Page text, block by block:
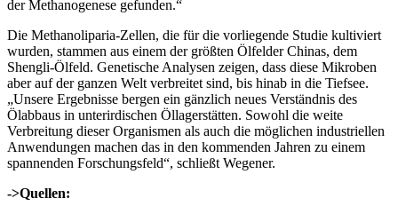
der Methanogenese gefunden.“
Die Methanoliparia-Zellen, die für die vorliegende Studie kultiviert
wurden, stammen aus einem der größten Ölfelder Chinas, dem
Shengli-Ölfeld. Genetische Analysen zeigen, dass diese Mikroben
aber auf der ganzen Welt verbreitet sind, bis hinab in die Tiefsee.
„Unsere Ergebnisse bergen ein gänzlich neues Verständnis des
Ölabbaus in unterirdischen Öllagerstätten. Sowohl die weite
Verbreitung dieser Organismen als auch die möglichen industriellen
Anwendungen machen das in den kommenden Jahren zu einem
spannenden Forschungsfeld“, schließt Wegener.
->Quellen: